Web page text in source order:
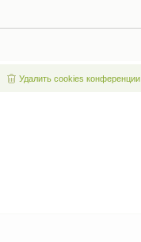
Удалить cookies конференции